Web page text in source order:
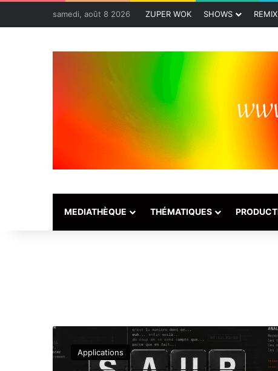
samedi, août 8 2026 ZUPER WOK SHOWS REMIX
MEDIATHÈQUE THÉMATIQUES
U
S
Applications